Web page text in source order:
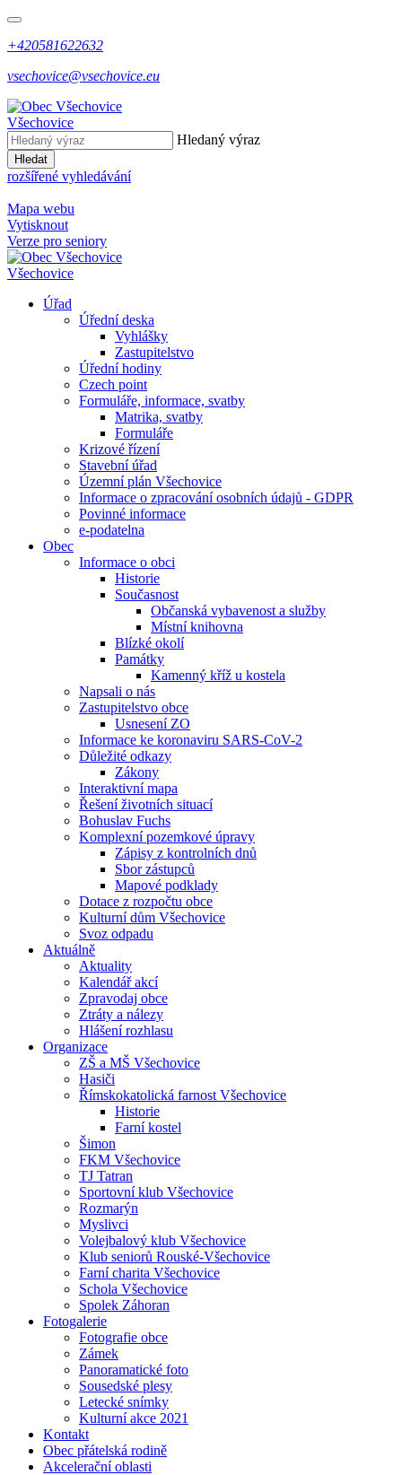
+420581622632
vsechovice@vsechovice.eu
Všechovice
Hledaný výraz
Hledat
rozšířené vyhledávání
Mapa webu
Vytisknout
Verze pro seniory
Všechovice
Úřad
Úřední deska
Vyhlášky
Zastupitelstvo
Úřední hodiny
Czech point
Formuláře, informace, svatby
Matrika, svatby
Formuláře
Krizové řízení
Stavební úřad
Územní plán Všechovice
Informace o zpracování osobních údajů - GDPR
Povinné informace
e-podatelna
Obec
Informace o obci
Historie
Současnost
Občanská vybavenost a služby
Místní knihovna
Blízké okolí
Památky
Kamenný kříž u kostela
Napsali o nás
Zastupitelstvo obce
Usnesení ZO
Informace ke koronaviru SARS-CoV-2
Důležité odkazy
Zákony
Interaktivní mapa
Řešení životních situací
Bohuslav Fuchs
Komplexní pozemkové úpravy
Zápisy z kontrolních dnů
Sbor zástupců
Mapové podklady
Dotace z rozpočtu obce
Kulturní dům Všechovice
Svoz odpadu
Aktuálně
Aktuality
Kalendář akcí
Zpravodaj obce
Ztráty a nálezy
Hlášení rozhlasu
Organizace
ZŠ a MŠ Všechovice
Hasiči
Římskokatolická farnost Všechovice
Historie
Farní kostel
Šimon
FKM Všechovice
TJ Tatran
Sportovní klub Všechovice
Rozmarýn
Myslivci
Volejbalový klub Všechovice
Klub seniorů Rouské-Všechovice
Farní charita Všechovice
Schola Všechovice
Spolek Záhoran
Fotogalerie
Fotografie obce
Zámek
Panoramatické foto
Sousedské plesy
Letecké snímky
Kulturní akce 2021
Kontakt
Obec přátelská rodině
Akcelerační oblasti